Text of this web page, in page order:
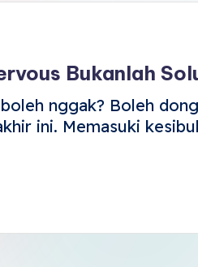
Bukanlah
nggak? Boleh
ini. Memasuki